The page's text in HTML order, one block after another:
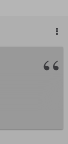
den der am